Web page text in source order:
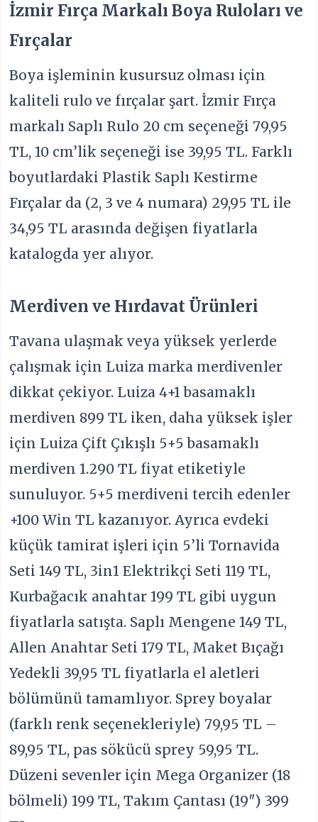
İzmir Fırça Markalı Boya Ruloları ve
Fırçalar
Boya işleminin kusursuz olması için
kaliteli rulo ve fırçalar şart. İzmir Fırça
markalı Saplı Rulo 20 cm seçeneği 79,95
TL, 10 cm’lik seçeneği ise 39,95 TL. Farklı
boyutlardaki Plastik Saplı Kestirme
Fırçalar da (2, 3 ve 4 numara) 29,95 TL ile
34,95 TL arasında değişen fiyatlarla
katalogda yer alıyor.
Merdiven ve Hırdavat Ürünleri
Tavana ulaşmak veya yüksek yerlerde
çalışmak için Luiza marka merdivenler
dikkat çekiyor. Luiza 4+1 basamaklı
merdiven 899 TL iken, daha yüksek işler
için Luiza Çift Çıkışlı 5+5 basamaklı
merdiven 1.290 TL fiyat etiketiyle
sunuluyor. 5+5 merdiveni tercih edenler
+100 Win TL kazanıyor. Ayrıca evdeki
küçük tamirat işleri için 5’li Tornavida
Seti 149 TL, 3in1 Elektrikçi Seti 119 TL,
Kurbağacık anahtar 199 TL gibi uygun
fiyatlarla satışta. Saplı Mengene 149 TL,
Allen Anahtar Seti 179 TL, Maket Bıçağı
Yedekli 39,95 TL fiyatlarla el aletleri
bölümünü tamamlıyor. Sprey boyalar
(farklı renk seçenekleriyle) 79,95 TL –
89,95 TL, pas sökücü sprey 59,95 TL.
Düzeni sevenler için Mega Organizer (18
bölmeli) 199 TL, Takım Çantası (19″) 399